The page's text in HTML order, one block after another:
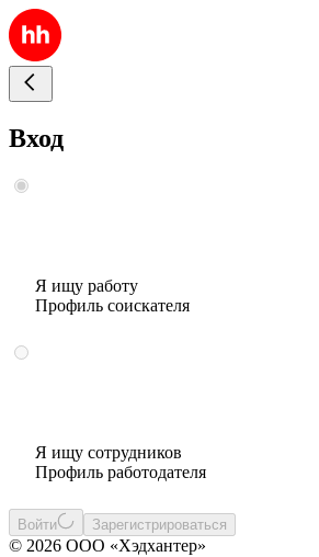
Вход
Я ищу работу
Профиль соискателя
Я ищу сотрудников
Профиль работодателя
Войти Зарегистрироваться
© 2026 ООО «Хэдхантер»